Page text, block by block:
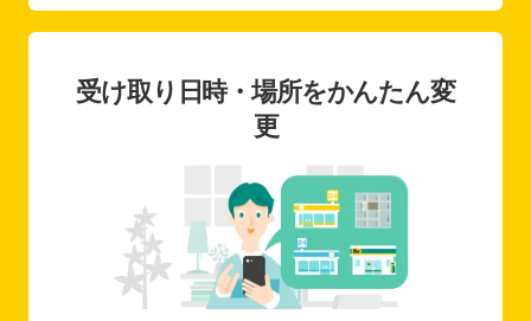
受け取り日時・場所をかんたん変
更